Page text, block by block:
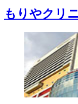
もりやクリ